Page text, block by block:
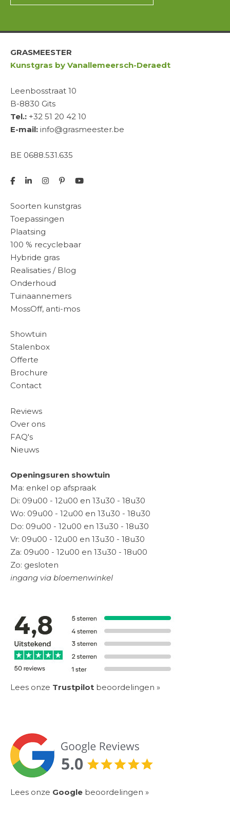
GRASMEESTER
Kunstgras by Vanallemeersch-Deraedt
Leenbosstraat 10
B-8830 Gits
Tel.: +32 51 20 42 10
E-mail: info@grasmeester.be
BE 0688.531.635
Soorten kunstgras
Toepassingen
Plaatsing
100 % recyclebaar
Hybride gras
Realisaties / Blog
Onderhoud
Tuinaannemers
MossOff, anti-mos
Showtuin
Stalenbox
Offerte
Brochure
Contact
Reviews
Over ons
FAQ's
Nieuws
Openingsuren showtuin
Ma: enkel op afspraak
Di: 09u00 - 12u00 en 13u30 - 18u30
Wo: 09u00 - 12u00 en 13u30 - 18u30
Do: 09u00 - 12u00 en 13u30 - 18u30
Vr: 09u00 - 12u00 en 13u30 - 18u30
Za: 09u00 - 12u00 en 13u30 - 18u00
Zo: gesloten
ingang via bloemenwinkel
Lees onze Trustpilot beoordelingen »
Lees onze Google beoordelingen »